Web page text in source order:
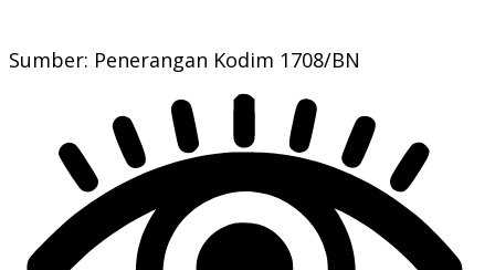
Sumber: Penerangan Kodim 1708/BN